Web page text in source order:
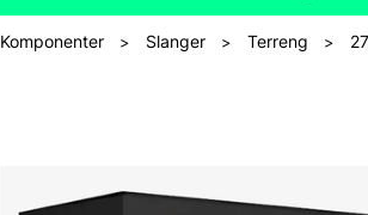
Komponenter > Slanger > Terreng >